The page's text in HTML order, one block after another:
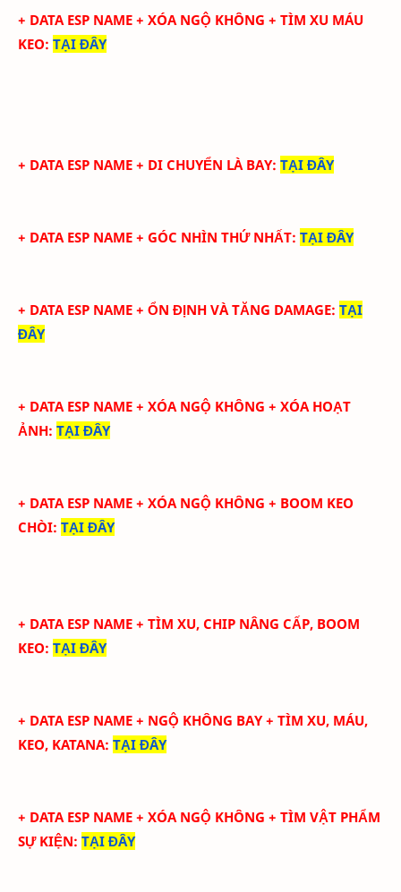
+ DATA ESP NAME + XÓA NGỘ KHÔNG + TÌM XU MÁU
KEO: TẠI ĐÂY
+ DATA ESP NAME + DI CHUYỂN LÀ BAY: TẠI ĐÂY
+ DATA ESP NAME + GÓC NHÌN THỨ NHẤT: TẠI ĐÂY
+ DATA ESP NAME + ỔN ĐỊNH VÀ TĂNG DAMAGE: TẠI
ĐÂY
+ DATA ESP NAME + XÓA NGỘ KHÔNG + XÓA HOẠT
ẢNH: TẠI ĐÂY
+ DATA ESP NAME + XÓA NGỘ KHÔNG + BOOM KEO
CHÒI: TẠI ĐÂY
+ DATA ESP NAME + TÌM XU, CHIP NÂNG CẤP, BOOM
KEO: TẠI ĐÂY
+ DATA ESP NAME + NGỘ KHÔNG BAY + TÌM XU, MÁU,
KEO, KATANA: TẠI ĐÂY
+ DATA ESP NAME + XÓA NGỘ KHÔNG + TÌM VẬT PHẨM
SỰ KIỆN: TẠI ĐÂY